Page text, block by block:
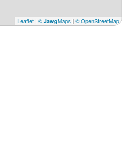
Leaflet | © JawgMaps | © OpenStreetMap